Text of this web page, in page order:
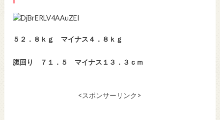
５２．８ｋｇ マイナス４．８ｋｇ
腹回り ７１．５ マイナス１３．３ｃｍ
<スポンサーリンク>